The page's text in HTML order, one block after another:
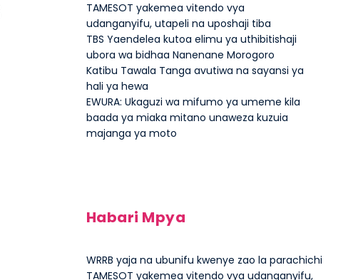
TAMESOT yakemea vitendo vya
udanganyifu, utapeli na uposhaji tiba
TBS Yaendelea kutoa elimu ya uthibitishaji
ubora wa bidhaa Nanenane Morogoro
Katibu Tawala Tanga avutiwa na sayansi ya
hali ya hewa
EWURA: Ukaguzi wa mifumo ya umeme kila
baada ya miaka mitano unaweza kuzuia
majanga ya moto
Habari Mpya
WRRB yaja na ubunifu kwenye zao la parachichi
TAMESOT yakemea vitendo vya udanganyifu,